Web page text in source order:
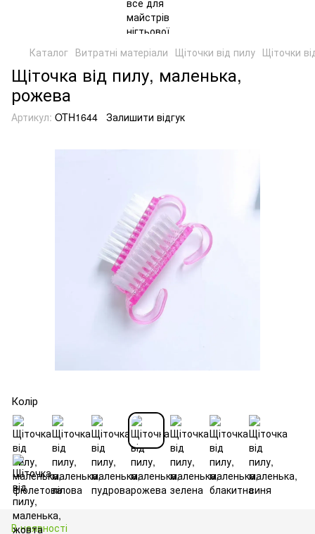
Каталог Витратні матеріали Щіточки від пилу Щіточки
Щіточка від пилу, маленька,
рожева
Артикул: OTH1644 Залишити відгук
Колір
В наявності